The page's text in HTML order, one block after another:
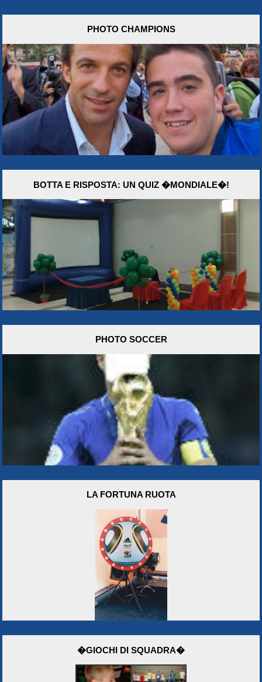
PHOTO CHAMPIONS
BOTTA E RISPOSTA: UN QUIZ �MONDIALE�!
PHOTO SOCCER
LA FORTUNA RUOTA
�GIOCHI DI SQUADRA�